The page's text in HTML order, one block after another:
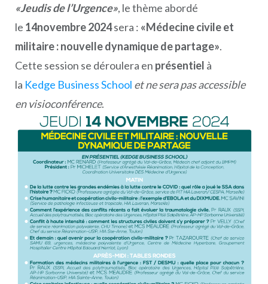
«Jeudis de l’Urgence», le thème abordé
le 14novembre 2024sera : «Médecine civile et
militaire : nouvelle dynamique de partage».
Cette session se déroulera en présentiel à
la Kedge Business School et ne sera pas accessible
en visioconférence.